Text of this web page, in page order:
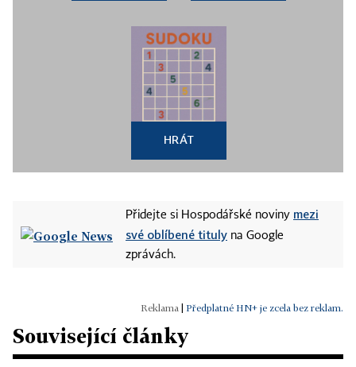
HRÁT
Přidejte si Hospodářské noviny mezi
své oblíbené tituly na Google
zprávách.
Předplatné HN+ je zcela bez reklam.
Související články